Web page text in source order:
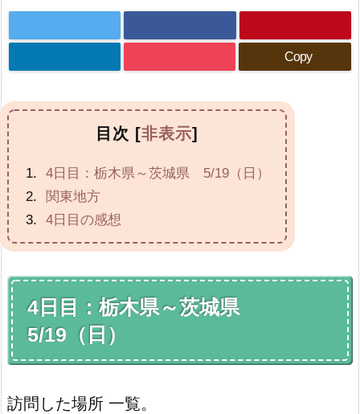
Copy
目次 [非表示]
4日目：栃木県～茨城県 5/19（日）
関東地方
4日目の感想
4日目：栃木県～茨城県
5/19（日）
訪問した場所 一覧。